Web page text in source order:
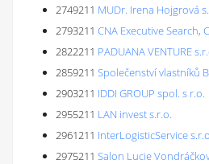
2749211 MUDr. Irena Hojgrová
2793211 CNA Executive Search,
2822211 PADUANA VENTURE
2859211 Společenství vlastníků
2903211 IDDI GROUP spol. s r.o.
2955211 LAN invest s.r.o.
2961211 InterLogisticService
2975211 Salon Lucie